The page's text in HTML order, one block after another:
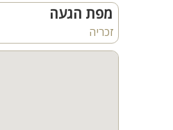
מפת הגעה
זכריה